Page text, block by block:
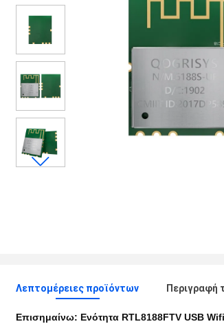
Λεπτομέρειες προϊόντων Περιγραφή
Επισημαίνω: Ενότητα RTL8188FTV USB Wifi